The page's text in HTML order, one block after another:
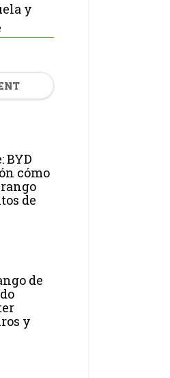
y
BYD
cómo
de
de
y